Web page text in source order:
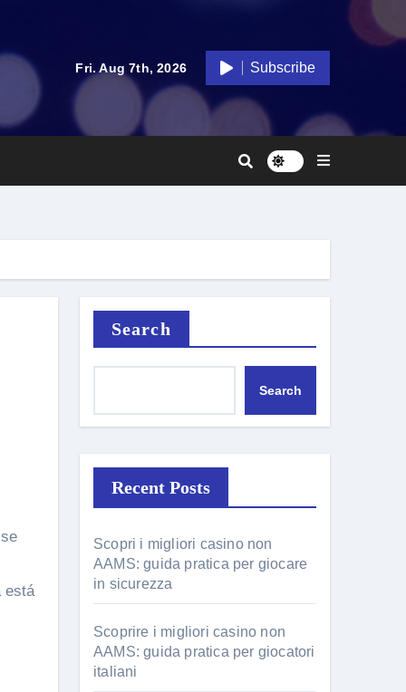
Fri. Aug 7th, 2026 Subscribe
está
Search
Search
Recent Posts
Scopri i migliori casino non
AAMS: guida pratica per giocare
in sicurezza
Scoprire i migliori casino non
AAMS: guida pratica per giocatori
italiani